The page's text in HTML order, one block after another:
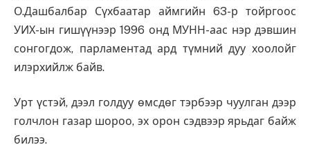
О.Дашбалбар Сүхбаатар аймгийн 63-р тойргоос
УИХ-ын гишүүнээр 1996 онд МУНН-аас нэр дэвшин
сонгогдож, парламентад ард түмний дуу хоолойг
илэрхийлж байв.
Урт үстэй, дээл голдуу өмсдөг тэрбээр чуулган дээр
голчлон газар шороо, эх орон сэдвээр ярьдаг байж
билээ.